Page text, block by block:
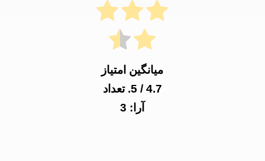
میانگین امتیاز
4.7
/ 5. تعداد
آرا: 3